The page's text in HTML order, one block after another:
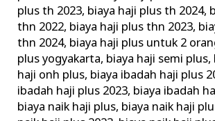
plus th 2023, biaya haji plus th 2024,
thn 2022, biaya haji plus thn 2023,
thn 2024, biaya haji plus untuk 2
plus yogyakarta, biaya haji semi plus,
haji onh plus, biaya ibadah haji plus
ibadah haji plus 2023, biaya ibadah
biaya naik haji plus, biaya naik haji